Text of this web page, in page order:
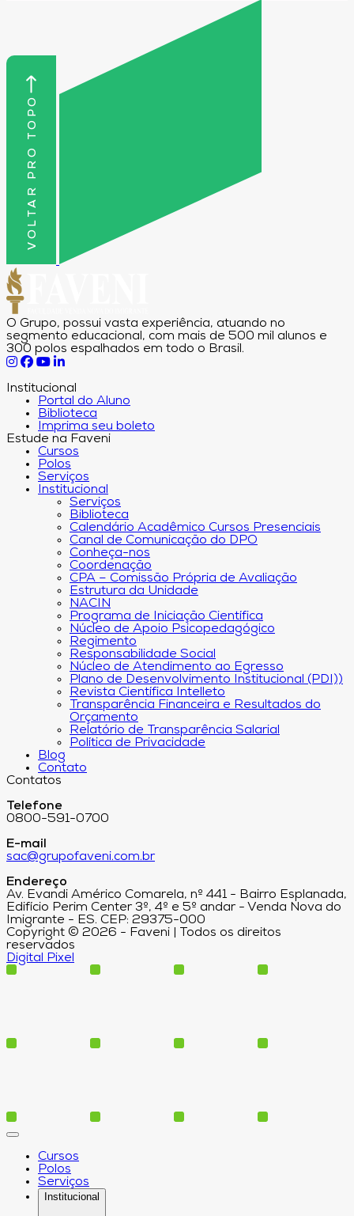
VOLTAR PRO TOPO
O Grupo, possui vasta experiência, atuando no
segmento educacional, com mais de 500 mil alunos e
300 polos espalhados em todo o Brasil.
Institucional
Portal do Aluno
Biblioteca
Imprima seu boleto
Estude na Faveni
Cursos
Polos
Serviços
Institucional
Serviços
Biblioteca
Calendário Acadêmico Cursos Presenciais
Canal de Comunicação do DPO
Conheça-nos
Coordenação
CPA – Comissão Própria de Avaliação
Estrutura da Unidade
NACIN
Programa de Iniciação Científica
Núcleo de Apoio Psicopedagógico
Regimento
Responsabilidade Social
Núcleo de Atendimento ao Egresso
Plano de Desenvolvimento Institucional (PDI))
Revista Científica Intelleto
Transparência Financeira e Resultados do
Orçamento
Relatório de Transparência Salarial
Política de Privacidade
Blog
Contato
Contatos
Telefone
0800-591-0700
E-mail
sac@grupofaveni.com.br
Endereço
Av. Evandi Américo Comarela, nº 441 - Bairro Esplanada,
Edifício Perim Center 3º, 4º e 5º andar - Venda Nova do
Imigrante - ES. CEP: 29375-000
Copyright © 2026 - Faveni | Todos os direitos
reservados
Digital Pixel
Cursos
Polos
Serviços
Institucional